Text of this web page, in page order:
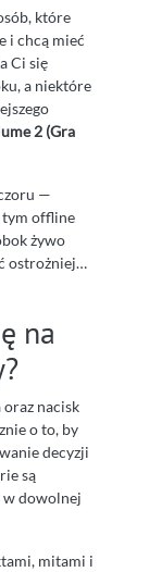
które
i chcą mieć
Ci się
a niektóre
2 (Gra
—
tym offline
żywo
ostrożniej…
na
oraz nacisk
o to, by
decyzji
są
w dowolnej
mitami i